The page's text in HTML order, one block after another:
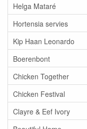
Helga Mataré
Hortensia servies
Kip Haan Leonardo
Boerenbont
Chicken Together
Chicken Festival
Clayre & Eef Ivory